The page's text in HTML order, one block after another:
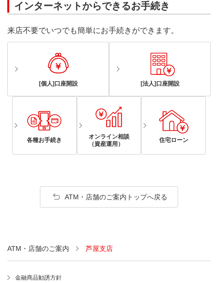
インターネットからできるお手続き
来店不要でいつでも簡単にお手続きができます。
[個人]口座開設 [法人]口座開設
各種お手続き
オンライン相談
（資産運用）
住宅ローン
ATM・店舗のご案内トップへ戻る
ATM・店舗のご案内 芦屋支店
金融商品勧誘方針